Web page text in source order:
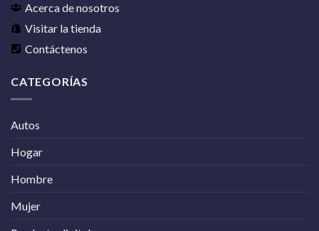
Acerca de nosotros
Visitar la tienda
Contáctenos
CATEGORÍAS
Autos
Hogar
Hombre
Mujer